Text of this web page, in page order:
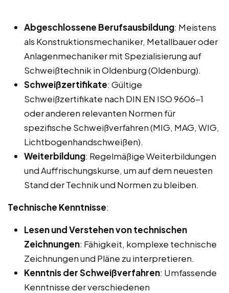
Abgeschlossene Berufsausbildung: Meistens
als Konstruktionsmechaniker, Metallbauer oder
Anlagenmechaniker mit Spezialisierung auf
Schweißtechnik in Oldenburg (Oldenburg).
Schweißzertifikate: Gültige
Schweißzertifikate nach DIN EN ISO 9606-1
oder anderen relevanten Normen für
spezifische Schweißverfahren (MIG, MAG, WIG,
Lichtbogenhandschweißen).
Weiterbildung: Regelmäßige Weiterbildungen
und Auffrischungskurse, um auf dem neuesten
Stand der Technik und Normen zu bleiben.
Technische Kenntnisse:
Lesen und Verstehen von technischen
Zeichnungen: Fähigkeit, komplexe technische
Zeichnungen und Pläne zu interpretieren.
Kenntnis der Schweißverfahren: Umfassende
Kenntnisse der verschiedenen